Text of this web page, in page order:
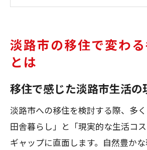
性
解説
補助金や支援が充実する移住
淡路市移住支援制度の活
移住で得られる淡路島の
は
淡路市の移住で変わ
とは
移住で感じた淡路市生活の
淡路市への移住を検討する際、多
田舎暮らし」と「現実的な生活コ
ギャップに直面します。自然豊か